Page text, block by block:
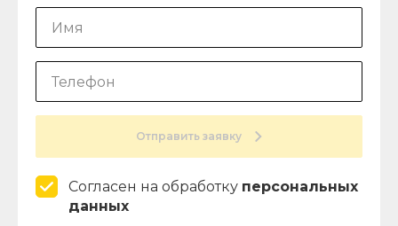
Отправить заявку
Согласен на обработку персональных
данных